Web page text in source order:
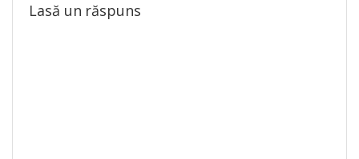
Lasă un răspuns